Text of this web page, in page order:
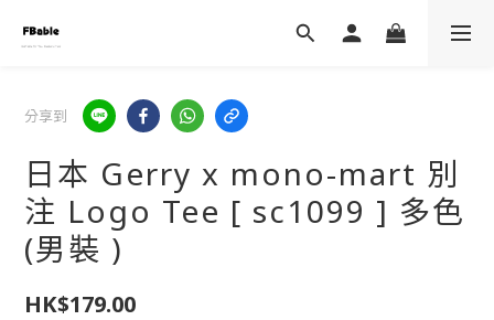
分享到
日本 Gerry x mono-mart 別
注 Logo Tee [ sc1099 ] 多色
(男裝 )
HK$179.00